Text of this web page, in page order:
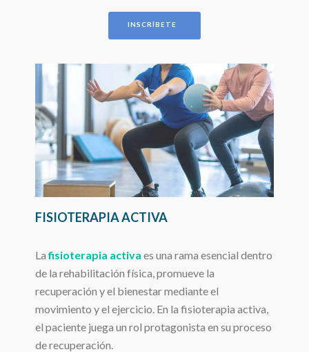
INSCRÍBETE
FISIOTERAPIA ACTIVA
Lafisioterapia activa es una rama esencial dentro
de la rehabilitación física, promueve la
recuperación y el bienestar mediante el
movimiento y el ejercicio. En la fisioterapia activa,
el paciente juega un rol protagonista en su proceso
de recuperación.